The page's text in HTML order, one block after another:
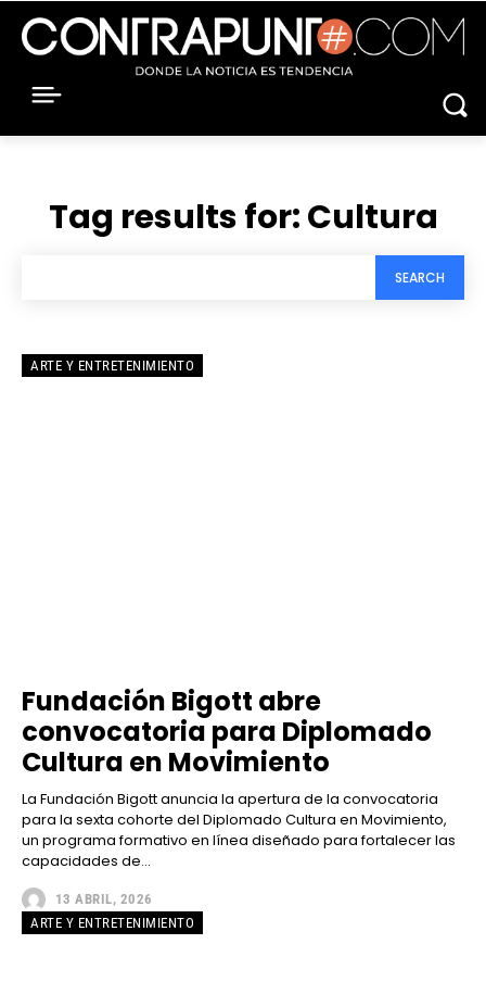
Tag results for:Cultura
SEARCH
ARTE Y ENTRETENIMIENTO
Fundación Bigott abre
convocatoria para Diplomado
Cultura en Movimiento
La Fundación Bigott anuncia la apertura de la convocatoria
para la sexta cohorte del Diplomado Cultura en Movimiento,
un programa formativo en línea diseñado para fortalecer las
capacidades de...
13 ABRIL, 2026
ARTE Y ENTRETENIMIENTO